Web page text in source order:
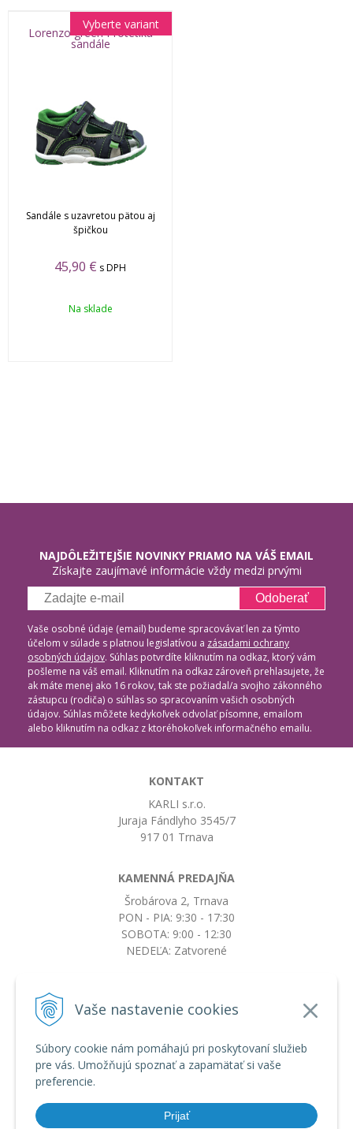
Vaše nastavenie cookies
Súbory cookie nám pomáhajú pri poskytovaní služieb
pre vás. Umožňujú spoznať a zapamätať si vaše
preferencie.
Prijať
Lorenzo green Protetika
sandále
Sandále s uzavretou pätou aj
špičkou
45,90 € s DPH
Vyberte variant
Na sklade
NAJDÔLEŽITEJŠIE NOVINKY PRIAMO NA VÁŠ EMAIL
Získajte zaujímavé informácie vždy medzi prvými
Odoberať
Vaše osobné údaje (email) budeme spracovávať len za týmto
účelom v súlade s platnou legislatívou a zásadami ochrany
osobných údajov. Súhlas potvrdíte kliknutím na odkaz, ktorý vám
pošleme na váš email. Kliknutím na odkaz zároveň prehlasujete, že
ak máte menej ako 16 rokov, tak ste požiadal/a svojho zákonného
zástupcu (rodiča) o súhlas so spracovaním vašich osobných
údajov. Súhlas môžete kedykoľvek odvolať písomne, emailom
alebo kliknutím na odkaz z ktoréhokoľvek informačného emailu.
KONTAKT
KARLI s.r.o.
Juraja Fándlyho 3545/7
917 01 Trnava
KAMENNÁ PREDAJŇA
Šrobárova 2, Trnava
PON - PIA: 9:30 - 17:30
SOBOTA: 9:00 - 12:30
NEDEĽA: Zatvorené
objednavky@botkydorobotky.sk
VŠETKO O NÁKUPE
Ochrana osobných údajov